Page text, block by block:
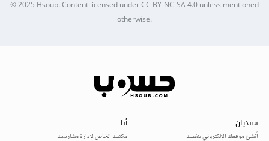
© 2025Hsoub.Content licensed underCC BY-NC-SA 4.0unless mentioned
otherwise.